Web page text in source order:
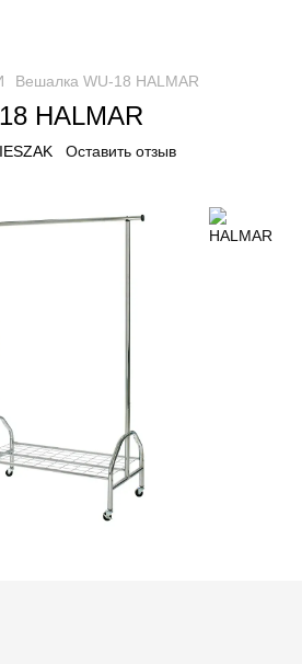
Вешалка WU-18 HALMAR
HALMAR
Оставить отзыв